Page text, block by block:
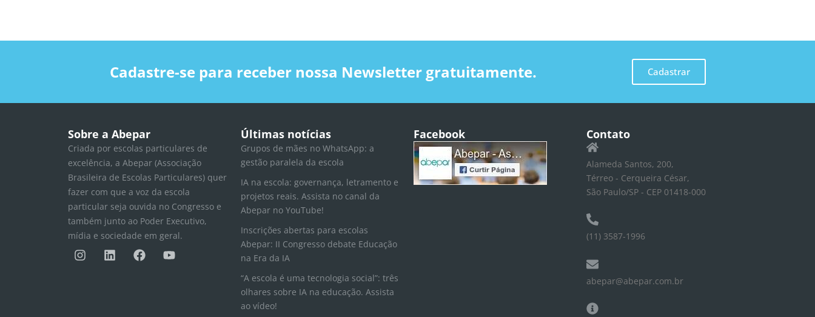
Cadastre-se para receber nossa Newsletter gratuitamente. Cadastrar
Sobre a Abepar
Criada por escolas particulares de
excelência, a Abepar (Associação
Brasileira de Escolas Particulares) quer
fazer com que a voz da escola
particular seja ouvida no Congresso e
também junto ao Poder Executivo,
mídia e sociedade em geral.
I
n
L
i
F
a
Y
o
Últimas notícias
Grupos de mães no WhatsApp: a
gestão paralela da escola
IA na escola: governança, letramento e
projetos reais. Assista no canal da
Abepar no YouTube!
Inscrições abertas para escolas
Abepar: II Congresso debate Educação
na Era da IA
“A escola é uma tecnologia social”: três
olhares sobre IA na educação. Assista
ao vídeo!
Facebook Contato
Alameda Santos, 200,
Térreo - Cerqueira César,
São Paulo/SP - CEP 01418-000
(11) 3587-1996
abepar@abepar.com.br